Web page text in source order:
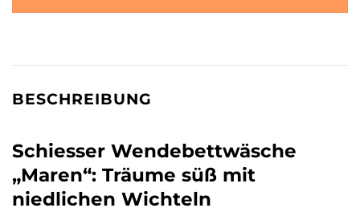
BESCHREIBUNG
Schiesser Wendebettwäsche
„Maren“: Träume süß mit
niedlichen Wichteln